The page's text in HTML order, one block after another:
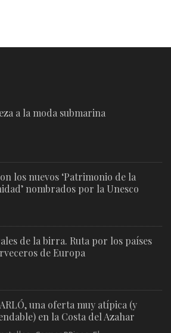
a la moda submarina
los nuevos ‘Patrimonio de la
nombrados por la Unesco
de la birra. Ruta por los países
de Europa
una oferta muy atípica (y
en la Costa del Azahar